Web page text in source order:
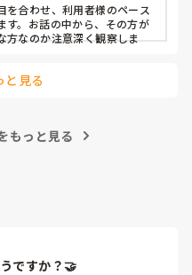
を合わせ、利用者様のペース
す。お話の中から、その方が
方なのか注意深く観察しま
と見る
もっと見る
ですか？🤝